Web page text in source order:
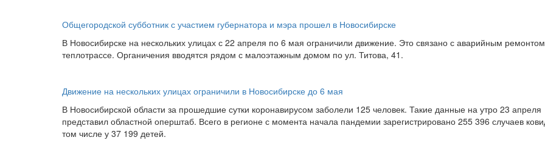
Общегородской субботник с участием губернатора и мэра прошел в Новосибирске
В Новосибирске на нескольких улицах с 22 апреля по 6 мая ограничили движение. Это связано с аварийным
теплотрассе. Органичения вводятся рядом с малоэтажным домом по ул. Титова, 41.
Движение на нескольких улицах ограничили в Новосибирске до 6 мая
В Новосибирской области за прошедшие сутки коронавирусом заболели 125 человек. Такие данные на утро 23 апреля
представил областной оперштаб. Всего в регионе с момента начала пандемии зарегистрировано 255 396 случаев
том числе у 37 199 детей.